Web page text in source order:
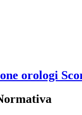
orologi